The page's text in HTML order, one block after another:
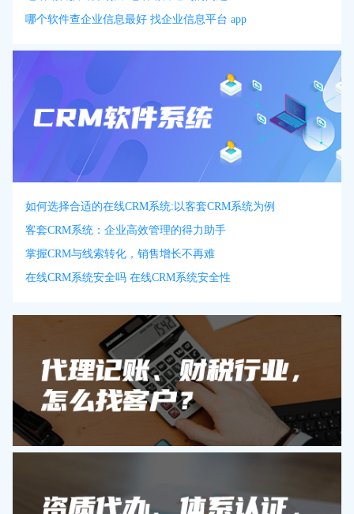
哪个软件查企业信息最好 找企业信息平台 app
如何选择合适的在线CRM系统:以客套CRM系统为例
客套CRM系统：企业高效管理的得力助手
掌握CRM与线索转化，销售增长不再难
在线CRM系统安全吗 在线CRM系统安全性